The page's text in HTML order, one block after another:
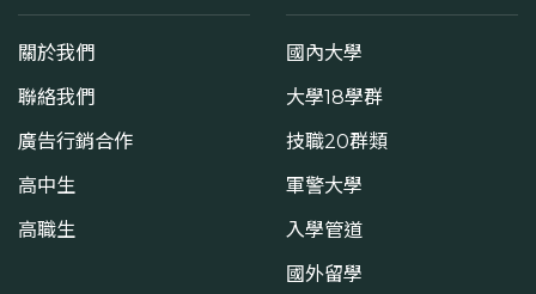
關於我們
聯絡我們
廣告行銷合作
高中生
高職生
國內大學
大學18學群
技職20群類
軍警大學
入學管道
國外留學